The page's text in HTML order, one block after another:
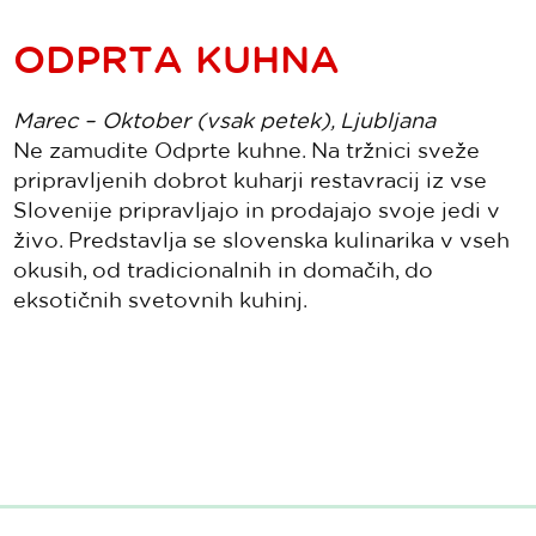
ODPRTA KUHNA
Marec – Oktober (vsak petek), Ljubljana
Ne zamudite Odprte kuhne. Na tržnici sveže
pripravljenih dobrot kuharji restavracij iz vse
Slovenije pripravljajo in prodajajo svoje jedi v
živo. Predstavlja se slovenska kulinarika v vseh
okusih, od tradicionalnih in domačih, do
eksotičnih svetovnih kuhinj.